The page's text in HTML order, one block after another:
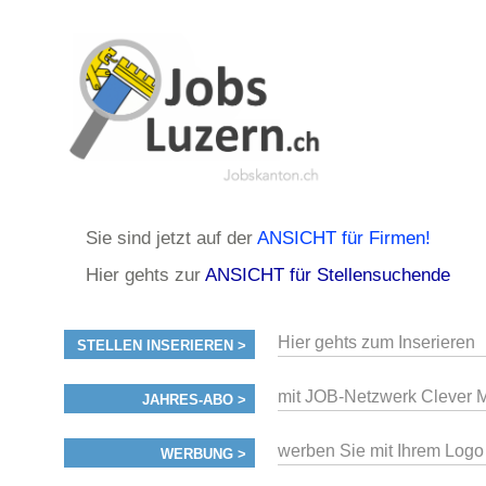
Sie sind jetzt auf der ANSICHT für Firmen!
Hier gehts zur ANSICHT für Stellensuchende
STELLEN INSERIEREN > Hier gehts zum Inserieren
JAHRES-ABO > mit JOB-Netzwerk Clever
WERBUNG > werben Sie mit Ihrem Logo